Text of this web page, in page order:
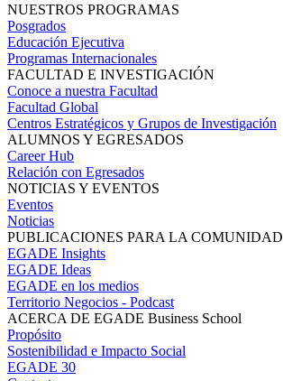
NUESTROS PROGRAMAS
Posgrados
Educación Ejecutiva
Programas Internacionales
FACULTAD E INVESTIGACIÓN
Conoce a nuestra Facultad
Facultad Global
Centros Estratégicos y Grupos de Investigación
ALUMNOS Y EGRESADOS
Career Hub
Relación con Egresados
NOTICIAS Y EVENTOS
Eventos
Noticias
PUBLICACIONES PARA LA COMUNIDAD
EGADE Insights
EGADE Ideas
EGADE en los medios
Territorio Negocios - Podcast
ACERCA DE EGADE Business School
Propósito
Sostenibilidad e Impacto Social
EGADE 30